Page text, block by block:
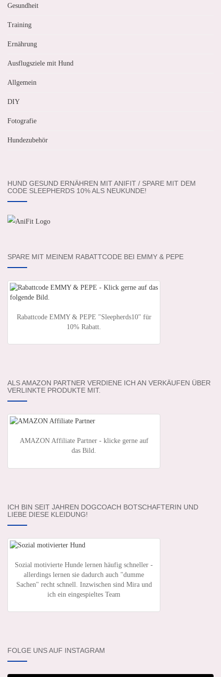
Gesundheit
Training
Ernährung
Ausflugsziele mit Hund
Allgemein
DIY
Fotografie
Hundezubehör
HUND GESUND ERNÄHREN MIT ANIFIT / SPARE MIT DEM
CODE SLEEPHERDS 10% ALS NEUKUNDE!
SPARE MIT MEINEM RABATTCODE BEI EMMY & PEPE
Rabattcode EMMY & PEPE "Sleepherds10" für
10% Rabatt.
ALS AMAZON PARTNER VERDIENE ICH AN VERKÄUFEN ÜBER
VERLINKTE PRODUKTE MIT.
AMAZON Affiliate Partner - klicke gerne auf
das Bild.
ICH BIN SEIT JAHREN DOGCOACH BOTSCHAFTERIN UND
LIEBE DIESE KLEIDUNG!
Sozial motivierte Hunde lernen häufig schneller -
allerdings lernen sie dadurch auch "dumme
Sachen" recht schnell. Inzwischen sind Mira und
ich ein eingespieltes Team
FOLGE UNS AUF INSTAGRAM